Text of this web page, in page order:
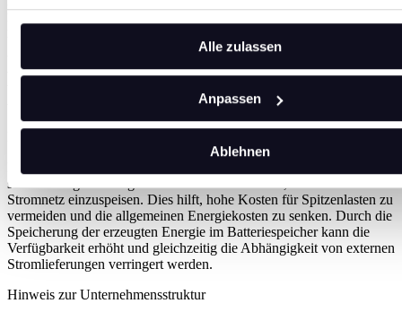
Alle zulassen
Anpassen
Ablehnen
kommt auch ein intelligentes Energiemanagementsystem (HIS-
EMS) zum Einsatz. Dieses System überwacht die Energieflüsse im
Unternehmen und sorgt dafür, dass die erzeugte Energie dynamisch
werden, dass immer ausreichend Energie verfügbar ist, wenn sie
benötigt wird, während der Energieverbrauch effizient gesteuert
selbst erzeugten Energie direkt vor Ort zu nutzen, anstatt sie in das
Stromnetz einzuspeisen. Dies hilft, hohe Kosten für Spitzenlasten zu
vermeiden und die allgemeinen Energiekosten zu senken. Durch die
Speicherung der erzeugten Energie im Batteriespeicher kann die
Verfügbarkeit erhöht und gleichzeitig die Abhängigkeit von externen
Stromlieferungen verringert werden.
Hinweis zur Unternehmensstruktur